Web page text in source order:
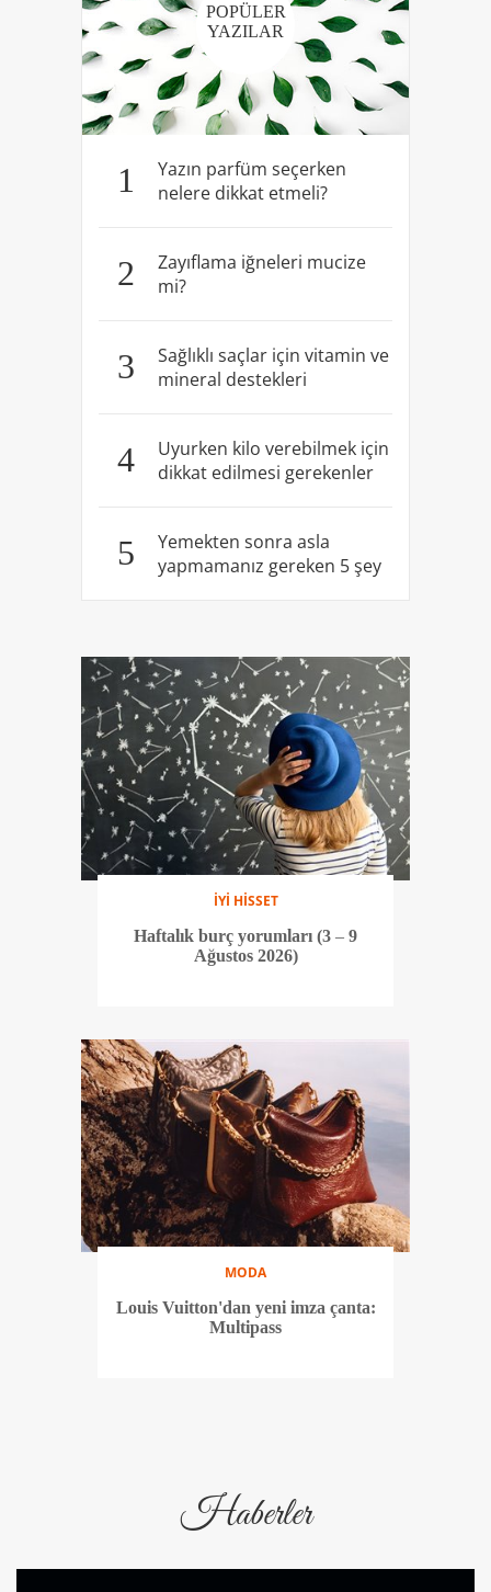
POPÜLER
YAZILAR
1
Yazın parfüm seçerken
nelere dikkat etmeli?
2
Zayıflama iğneleri mucize
mi?
3
Sağlıklı saçlar için vitamin ve
mineral destekleri
4
Uyurken kilo verebilmek için
dikkat edilmesi gerekenler
5
Yemekten sonra asla
yapmamanız gereken 5 şey
İYİ HİSSET
Haftalık burç yorumları (3 – 9
Ağustos 2026)
MODA
Louis Vuitton'dan yeni imza çanta:
Multipass
Haberler